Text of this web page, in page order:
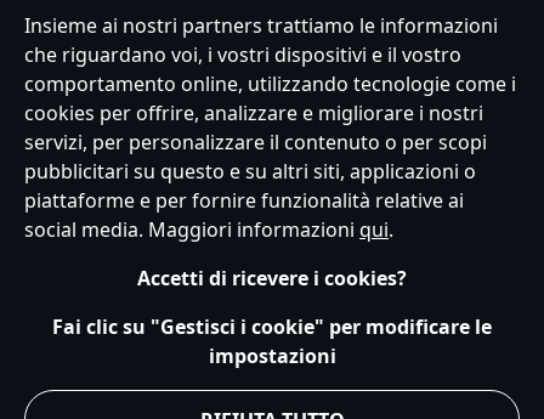
Italy
Servizio Clienti Termini d'Uso Trova Negozio
Mappa del Sito
Normativa Europea sul trattamento dei dati personali
Informativa sulla privacy
Politica dei Cookie
Informativa sulla privacy UE
Termini e Condizioni generali
Gestisci le impostazioni dei Cookies
s172 Statements
Insieme ai nostri partners trattiamo le informazioni
che riguardano voi, i vostri dispositivi e il vostro
comportamento online, utilizzando tecnologie come i
cookies per offrire, analizzare e migliorare i nostri
servizi, per personalizzare il contenuto o per scopi
pubblicitari su questo e su altri siti, applicazioni o
piattaforme e per fornire funzionalità relative ai
social media. Maggiori informazioni qui.
Accetti di ricevere i cookies?
Fai clic su "Gestisci i cookie" per modificare le
impostazioni